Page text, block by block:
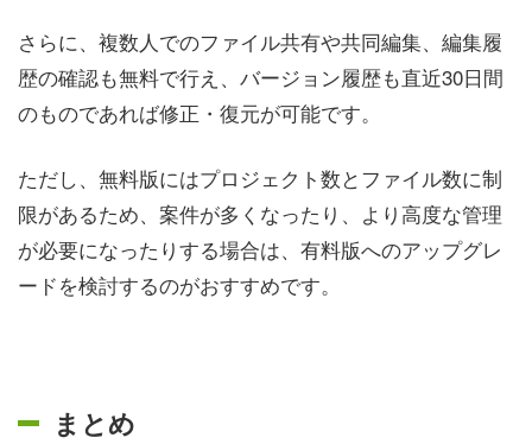
さらに、複数人でのファイル共有や共同編集、編集履
歴の確認も無料で行え、バージョン履歴も直近30日間
のものであれば修正・復元が可能です。
ただし、無料版にはプロジェクト数とファイル数に制
限があるため、案件が多くなったり、より高度な管理
が必要になったりする場合は、有料版へのアップグレ
ードを検討するのがおすすめです。
まとめ